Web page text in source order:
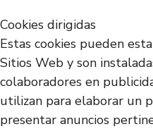
Cookies dirigidas
Estas cookies pueden
Sitios Web y son
colaboradores en
utilizan para elaborar un
presentar anuncios